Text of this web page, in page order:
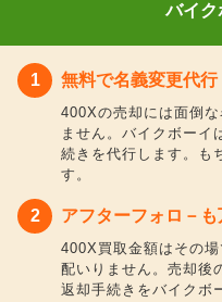
バイク
無料で名義変更代行
400Xの売却には面倒
ません。バイクボーイ
続きを代行します。も
す。
アフターフォロ－も
400X買取金額はその
配いりません。売却後
返却手続きをバイクボ